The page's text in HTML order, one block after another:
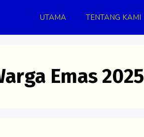
UTAMA TENTANG KAMI
Emas 2025